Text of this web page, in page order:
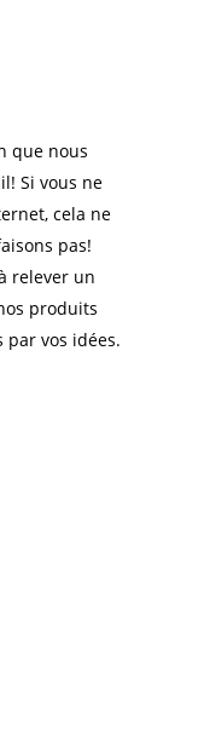
que nous
Si vous ne
cela ne
pas!
relever un
produits
vos idées.